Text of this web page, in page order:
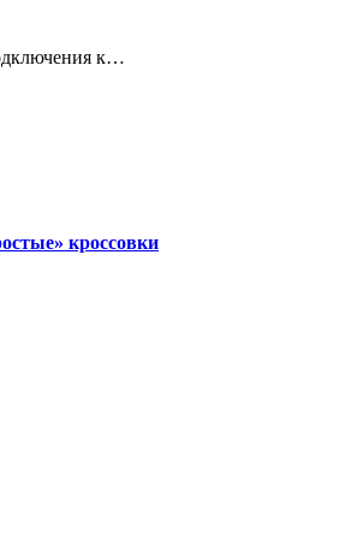
к…
кроссовки